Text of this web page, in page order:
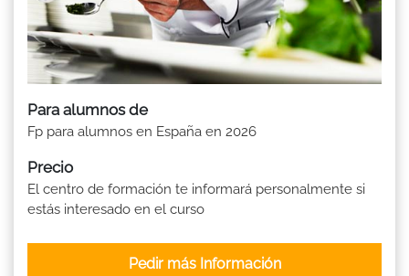
Para alumnos de
Fp para alumnos en España en 2026
Precio
El centro de formación te informará personalmente si
estás interesado en el curso
Pedir más Información